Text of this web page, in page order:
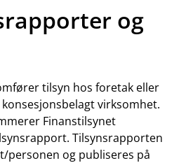
og
tilsyn hos foretak eller
virksomhet.
Finanstilsynet
Tilsynsrapporten
personen og publiseres på